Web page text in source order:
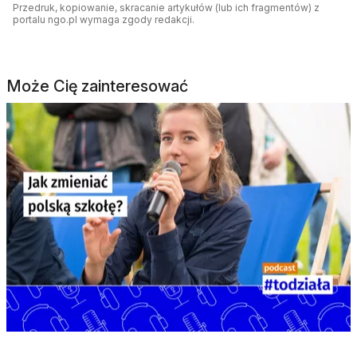
Przedruk, kopiowanie, skracanie artykułów (lub ich fragmentów) z
portalu ngo.pl wymaga zgody redakcji.
Może Cię zainteresować